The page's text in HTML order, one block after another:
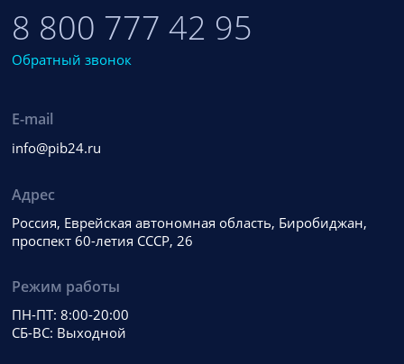
8 800 777 42 95
Обратный звонок
E-mail
info@pib24.ru
Адрес
Россия, Еврейская автономная область, Биробиджан,
проспект 60-летия СССР, 26
Режим работы
ПН-ПТ: 8:00-20:00
СБ-ВС: Выходной